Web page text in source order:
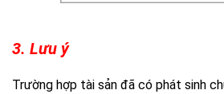
3. Lưu ý
Trường hợp tài sản đã có phát sinh